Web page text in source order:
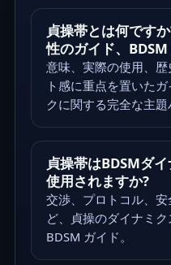
貞操帯とは何です
性のガイド、
意味、実際の使用、
ト感に重点を置いた
クに関する完全な主題
貞操帯はBDSMダ
使用されますか?
交渉、プロトコル、
ど、貞操のダイナミ
BDSM ガイド。